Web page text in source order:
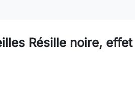
Résille noire, effet